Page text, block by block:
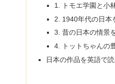
1. トモエ学園と小
2. 1940年代の日本
3. 昔の日本の情景
4. トットちゃんの
日本の作品を英語で